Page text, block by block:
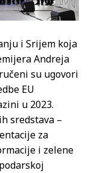
i Srijem koja
Andreja
su ugovori
EU
u 2023.
sredstava –
za
i zelene